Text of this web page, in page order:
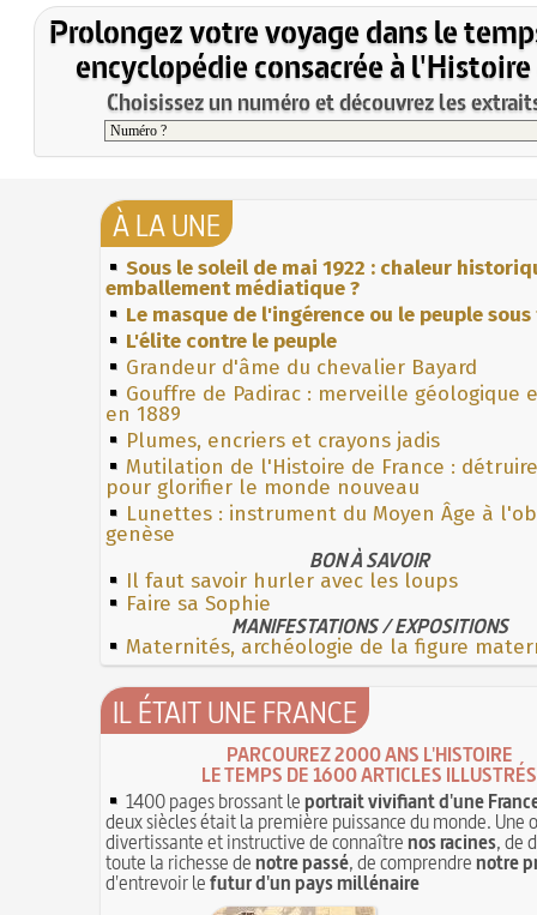
Prolongez votre voyage dans le
encyclopédie consacrée à l'Histoire
Choisissez un numéro et découvrez les
À LA UNE
Sous le soleil de mai 1922 : chaleur
emballement médiatique ?
Le masque de l'ingérence ou le peuple
L'élite contre le peuple
Grandeur d'âme du chevalier Bayard
Gouffre de Padirac : merveille géologique
en 1889
Plumes, encriers et crayons jadis
Mutilation de l'Histoire de France :
pour glorifier le monde nouveau
Lunettes : instrument du Moyen Âge à
genèse
BON À SAVOIR
Il faut savoir hurler avec les loups
Faire sa Sophie
MANIFESTATIONS / EXPOSITIONS
Maternités, archéologie de la figure
IL ÉTAIT UNE FRANCE
PARCOUREZ 2000 ANS L'HISTOIRE
LE TEMPS DE 1600 ARTICLES ILLUSTRÉS
1400 pages brossant leportrait vivifiant d'une
deux siècles était la première puissance du monde. Une
divertissante et instructive de connaîtrenos racines, de
toute la richesse denotre passé, de comprendrenotre
d'entrevoir lefutur d'un pays millénaire